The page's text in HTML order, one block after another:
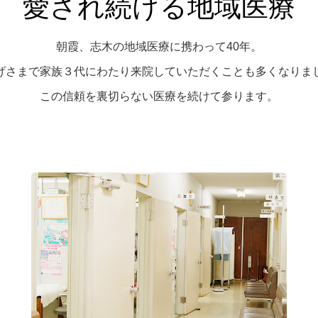
愛され続ける地域医療
朝霞、志木の地域医療に携わって40年。
さまで家族３代にわたり来院していただくことも多くなりま
この信頼を裏切らない医療を続けて参ります。